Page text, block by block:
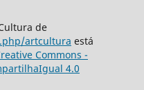
de
artcultura está
Commons -
4.0